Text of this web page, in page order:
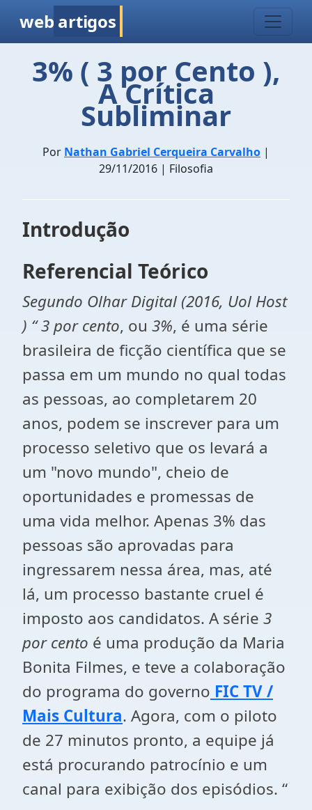
web artigos
3% ( 3 por Cento ),
A Crítica
Subliminar
Por Nathan Gabriel Cerqueira Carvalho |
29/11/2016 | Filosofia
Introdução
Referencial Teórico
Segundo Olhar Digital (2016, Uol Host
) “ 3 por cento, ou 3%, é uma série
brasileira de ficção científica que se
passa em um mundo no qual todas
as pessoas, ao completarem 20
anos, podem se inscrever para um
processo seletivo que os levará a
um "novo mundo", cheio de
oportunidades e promessas de
uma vida melhor. Apenas 3% das
pessoas são aprovadas para
ingressarem nessa área, mas, até
lá, um processo bastante cruel é
imposto aos candidatos. A série 3
por cento é uma produção da Maria
Bonita Filmes, e teve a colaboração
do programa do governo FIC TV /
Mais Cultura. Agora, com o piloto
de 27 minutos pronto, a equipe já
está procurando patrocínio e um
canal para exibição dos episódios. “